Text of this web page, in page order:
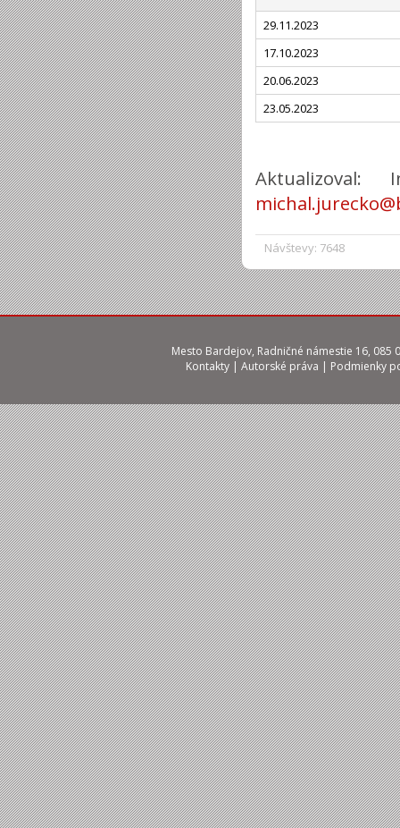
Návštevy: 7648
29.11.2023
17.10.2023
20.06.2023
23.05.2023
Aktualizoval:
Mesto Bardejov, Radničné námestie 16, 085
Kontakty | Autorské práva | Podmienky